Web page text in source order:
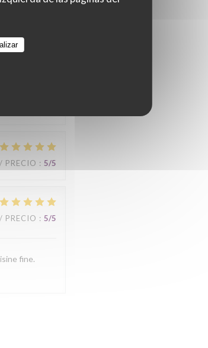
PRECIO : 5/5
PRECIO : 5/5
fine.